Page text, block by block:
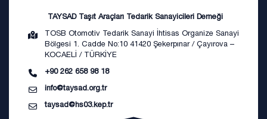
TAYSAD Taşıt Araçları Tedarik Sanayicileri Derneği
TOSB Otomotiv Tedarik Sanayi İhtisas Organize Sanayi
Bölgesi 1. Cadde No:10 41420 Şekerpınar / Çayırova –
KOCAELİ / TÜRKİYE
+90 262 658 98 18
info@taysad.org.tr
taysad@hs03.kep.tr